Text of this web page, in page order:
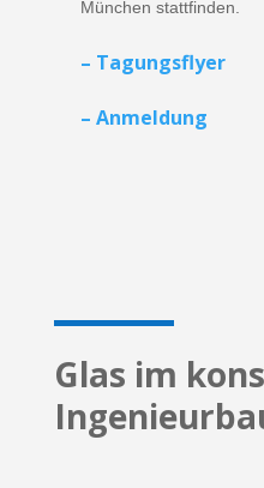
München stattfinden.
– Tagungsflyer
– Anmeldung
Glas im